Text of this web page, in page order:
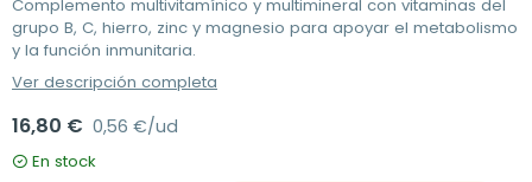
Complemento multivitamínico y multimineral con vitaminas del
grupo B, C, hierro, zinc y magnesio para apoyar el metabolismo
y la función inmunitaria.
Ver descripción completa
16,80 € 0,56 €/ud
En stock